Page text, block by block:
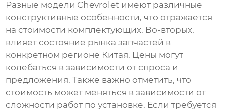
Разные модели Chevrolet имеют различные
конструктивные особенности, что отражается
на стоимости комплектующих. Во-вторых,
влияет состояние рынка запчастей в
конкретном регионе Китая. Цены могут
колебаться в зависимости от спроса и
предложения. Также важно отметить, что
стоимость может меняться в зависимости от
сложности работ по установке. Если требуется